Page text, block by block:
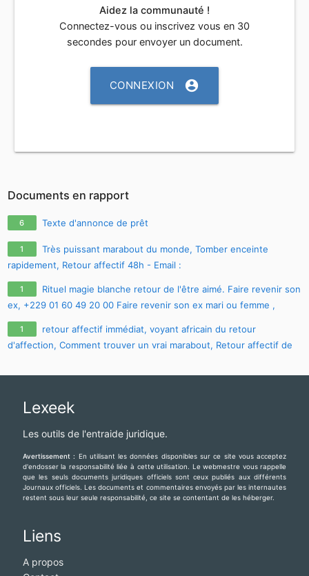
Aidez la communauté !
Connectez-vous ou inscrivez vous en 30
secondes pour envoyer un document.
CONNEXION account_circle
Documents en rapport
6 Texte d'annonce de prêt
1
Très puissant marabout du monde, Tomber enceinte
rapidement, Retour affectif 48h - Email :
maitre.fa.olouwoashewa@gmail.com
+233 57 651 4924
1
Rituel magie blanche retour de l'être aimé. Faire revenir son
ex, +229 01 60 49 20 00 Faire revenir son ex mari ou femme ,
comment faire revenir son ex avec photo
1
retour affectif immédiat, voyant africain du retour
d'affection, Comment trouver un vrai marabout, Retour affectif de
CONTACT E-MAIL :maitre.fa.olouwoashewa@gmail.com, CONTACT
Lexeek
Les outils de l'entraide juridique.
Avertissement : En utilisant les données disponibles sur ce site vous acceptez
d'endosser la responsabilité liée à cette utilisation. Le webmestre vous rappelle
que les seuls documents juridiques officiels sont ceux publiés aux différents
Journaux officiels. Les documents et commentaires envoyés par les internautes
restent sous leur seule responsabilité, ce site se contentant de les héberger.
Liens
A propos